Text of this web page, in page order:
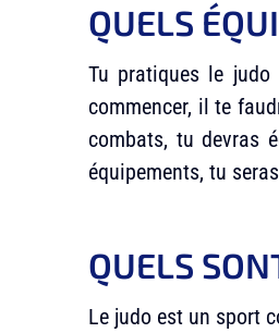
QUELS
Tu pratiques le
commencer, il te
combats, tu devras
équipements, tu
QUELS
Le judo est un sport